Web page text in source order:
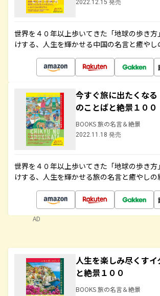
2022.12.15 発売
世界を４０年以上歩いてきた「地球の歩き
けする、人生を輝かせる中国の名言と癒やし
今すぐ旅に出たくな
のことばと絶景１００
BOOKS 旅の名言＆絶景
2022.11.18 発売
世界を４０年以上歩いてきた「地球の歩き
けする、人生を輝かせる旅の名言と癒やしの
AD
人生を楽しみ尽くす
と絶景１００
BOOKS 旅の名言＆絶景